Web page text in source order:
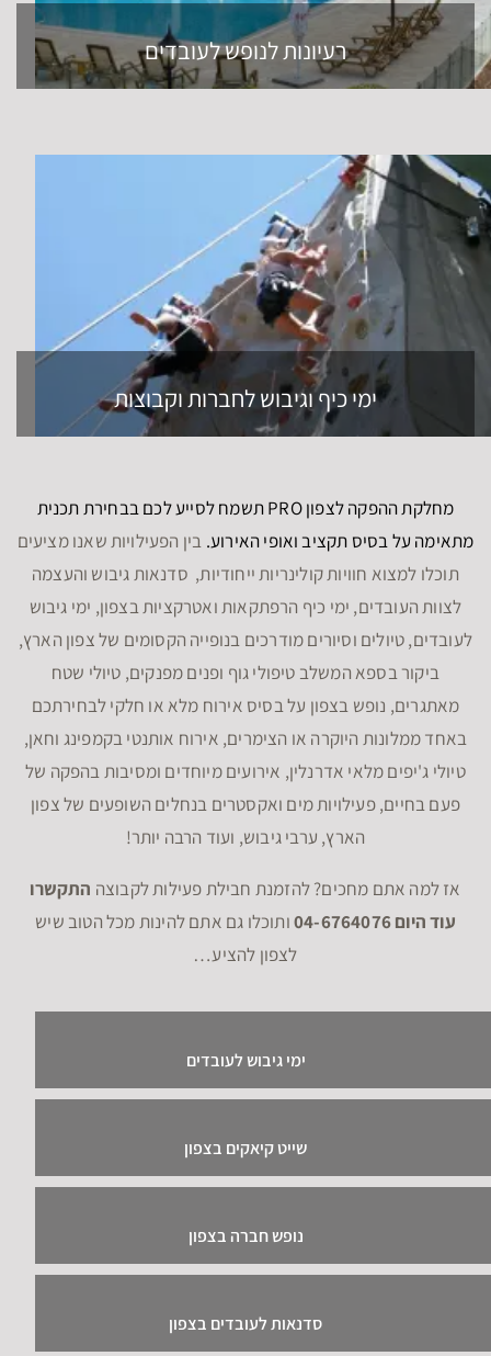
רעיונות לנופש לעובדים
ימי כיף וגיבוש לחברות וקבוצות
מחלקת ההפקה לצפון PRO תשמח לסייע לכם בבחירת תכנית
מתאימה על בסיס תקציב ואופי האירוע. בין הפעילויות שאנו מציעים
תוכלו למצוא חוויות קולינריות ייחודיות, סדנאות גיבוש והעצמה
לצוות העובדים, ימי כיף הרפתקאות ואטרקציות בצפון, ימי גיבוש
לעובדים, טיולים וסיורים מודרכים בנופייה הקסומים של צפון הארץ,
ביקור בספא המשלב טיפולי גוף ופנים מפנקים, טיולי שטח
מאתגרים, נופש בצפון על בסיס אירוח מלא או חלקי לבחירתכם
באחד ממלונות היוקרה או הצימרים, אירוח אותנטי בקמפינג וחאן,
טיולי ג'יפים מלאי אדרנלין, אירועים מיוחדים ומסיבות בהפקה של
פעם בחיים, פעילויות מים ואקסטרים בנחלים השופעים של צפון
הארץ, ערבי גיבוש, ועוד הרבה יותר!
אז למה אתם מחכים? להזמנת חבילת פעילות לקבוצה התקשרו
עוד היום 04-6764076
ותוכלו גם אתם להינות מכל הטוב שיש
לצפון להציע…
ימי גיבוש לעובדים
שייט קיאקים בצפון
נופש חברה בצפון
סדנאות לעובדים בצפון